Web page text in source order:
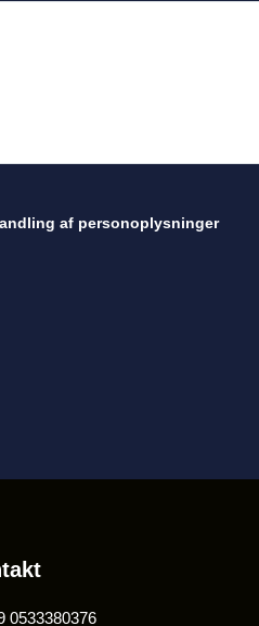
af personoplysninger
0533380376